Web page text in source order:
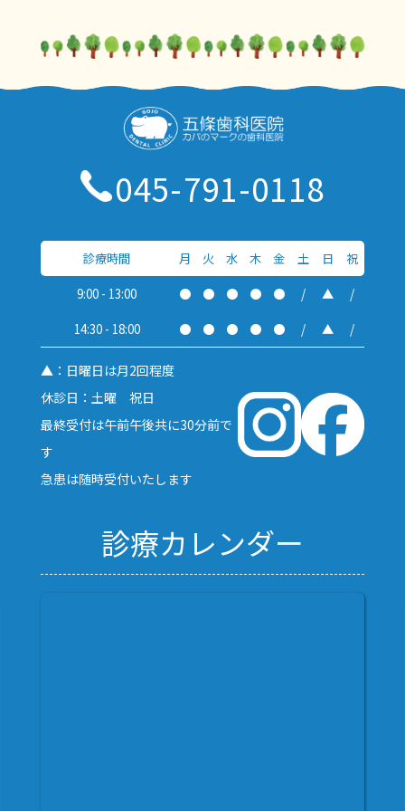
045-791-0118
診療時間 月 火 水 木 金 土 日 祝
9:00 - 13:00 ● ● ● ● ● / ▲ /
14:30 - 18:00 ● ● ● ● ● / ▲ /
▲：日曜日は月2回程度
休診日：土曜 祝日
最終受付は午前午後共に30分前で
す
急患は随時受付いたします
診療カレンダー